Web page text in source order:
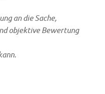
an die Sache,
objek­ti­ve Bewer­tung